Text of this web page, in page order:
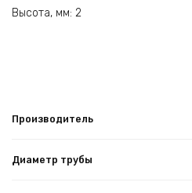
Высота, мм: 2
Производитель
Диаметр трубы